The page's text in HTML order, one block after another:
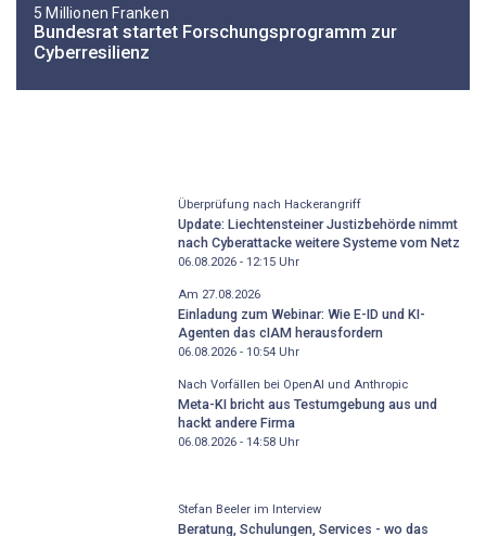
5 Millionen Franken
Bundesrat startet Forschungsprogramm zur
Cyberresilienz
Überprüfung nach Hackerangriff
Update: Liechtensteiner Justizbehörde nimmt
nach Cyberattacke weitere Systeme vom Netz
06.08.2026 - 12:15Uhr
Am 27.08.2026
Einladung zum Webinar: Wie E-ID und KI-
Agenten das cIAM herausfordern
06.08.2026 - 10:54Uhr
Nach Vorfällen bei OpenAI und Anthropic
Meta-KI bricht aus Testumgebung aus und
hackt andere Firma
06.08.2026 - 14:58Uhr
Stefan Beeler im Interview
Beratung, Schulungen, Services - wo das